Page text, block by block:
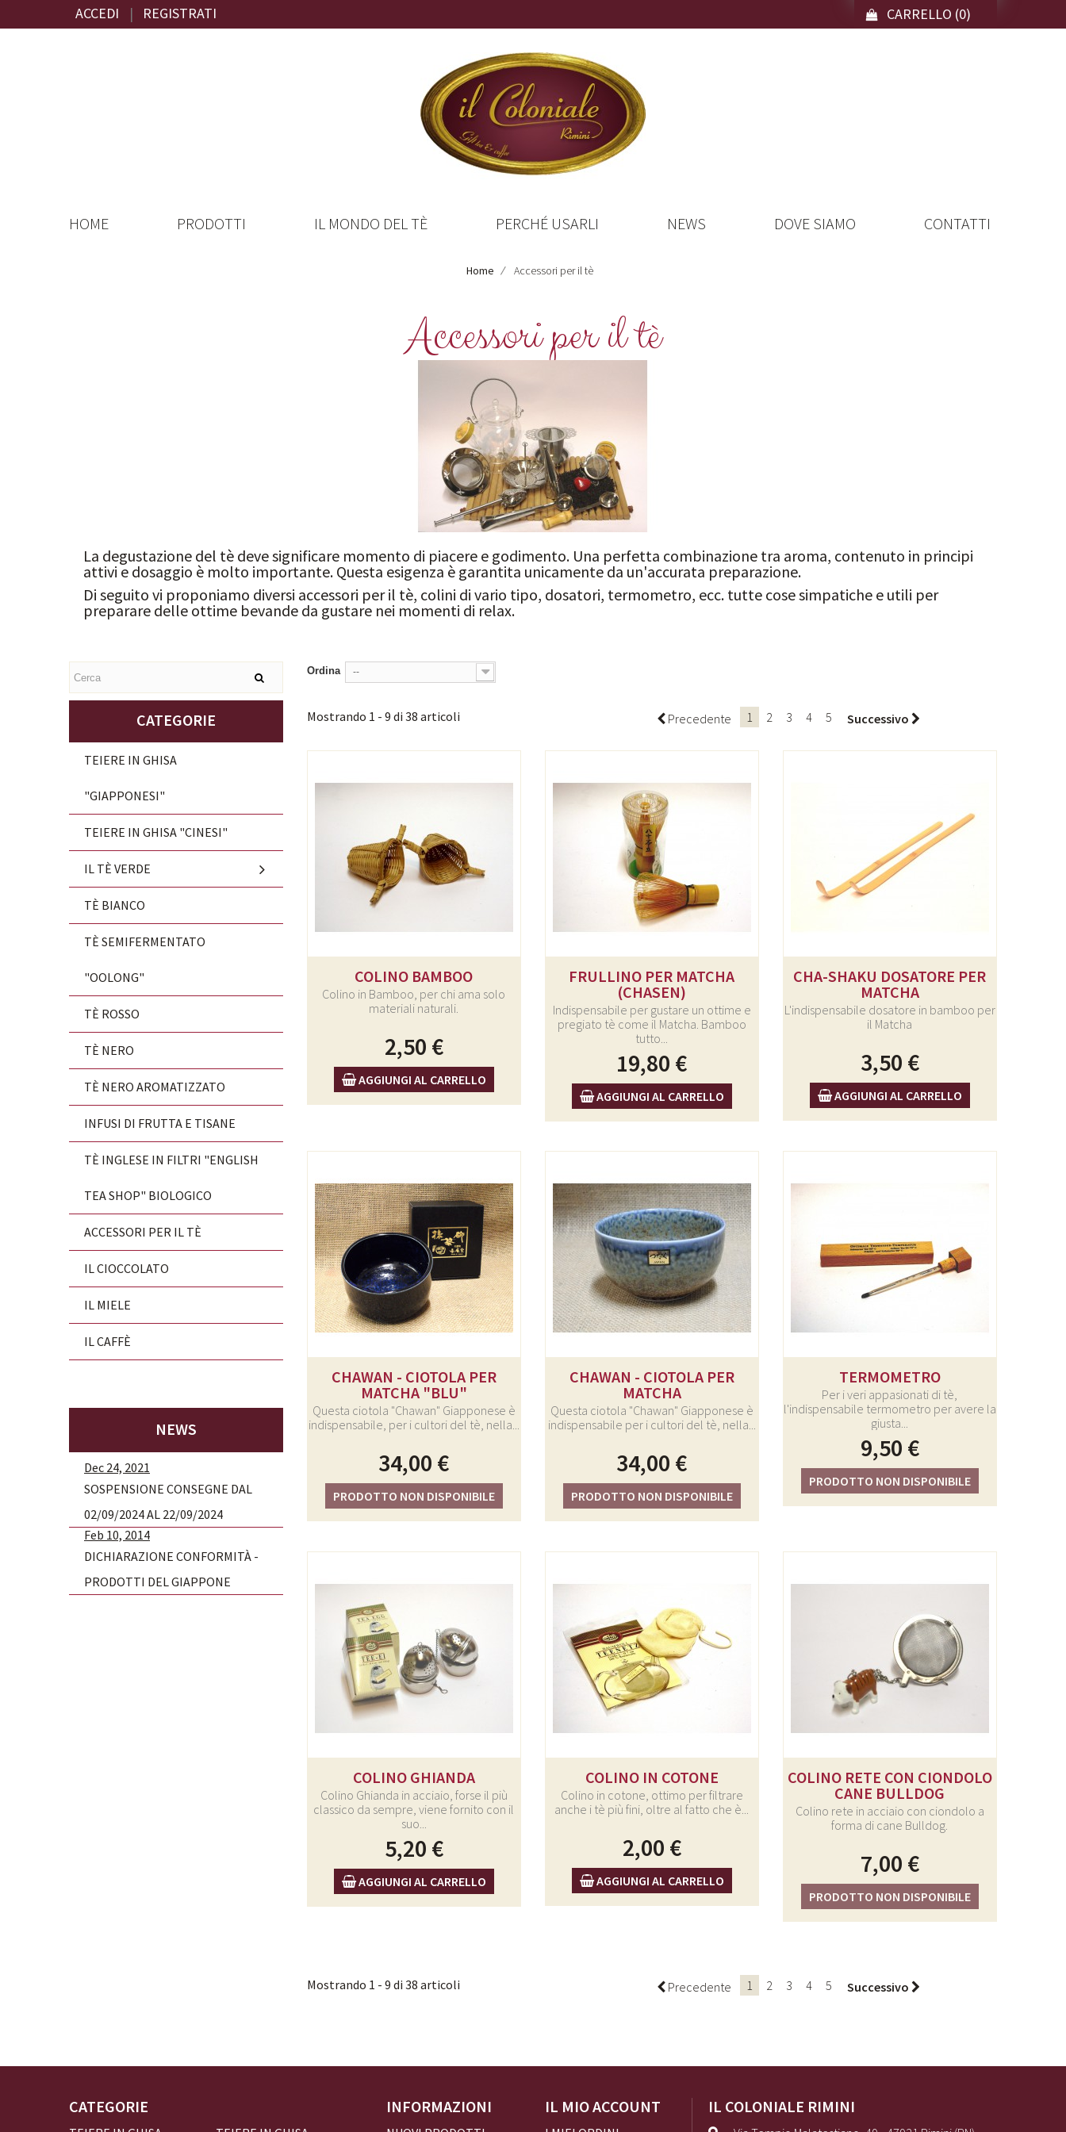
ACCEDI | REGISTRATI CARRELLO (0)
HOME PRODOTTI IL MONDO DEL TÈ PERCHÉ USARLI NEWS DOVE SIAMO CONTATTI
Home Accessori per il tè
Accessori per il tè
La degustazione del tè deve significare momento di piacere e godimento. Una perfetta combinazione tra aroma, contenuto in principi
attivi e dosaggio è molto importante. Questa esigenza è garantita unicamente da un'accurata preparazione.
Di seguito vi proponiamo diversi accessori per il tè, colini di vario tipo, dosatori, termometro, ecc. tutte cose simpatiche e utili per
preparare delle ottime bevande da gustare nei momenti di relax.
CATEGORIE
TEIERE IN GHISA
"GIAPPONESI"
TEIERE IN GHISA "CINESI"
IL TÈ VERDE
TÈ BIANCO
TÈ SEMIFERMENTATO
"OOLONG"
TÈ ROSSO
TÈ NERO
TÈ NERO AROMATIZZATO
INFUSI DI FRUTTA E TISANE
TÈ INGLESE IN FILTRI "ENGLISH
TEA SHOP" BIOLOGICO
ACCESSORI PER IL TÈ
IL CIOCCOLATO
IL MIELE
IL CAFFÈ
NEWS
Dec 24, 2021
SOSPENSIONE CONSEGNE DAL
02/09/2024 AL 22/09/2024
Feb 10, 2014
DICHIARAZIONE CONFORMITÀ -
PRODOTTI DEL GIAPPONE
Ordina --
Precedente 1 2 3 4 5 Successivo
Mostrando 1 - 9 di 38 articoli
COLINO BAMBOO
Colino in Bamboo, per chi ama solo
materiali naturali.
2,50 €
AGGIUNGI AL CARRELLO
FRULLINO PER MATCHA
(CHASEN)
Indispensabile per gustare un ottime e
pregiato tè come il Matcha. Bamboo
tutto...
19,80 €
AGGIUNGI AL CARRELLO
CHA-SHAKU DOSATORE PER
MATCHA
L'indispensabile dosatore in bamboo per
il Matcha
3,50 €
AGGIUNGI AL CARRELLO
CHAWAN - CIOTOLA PER
MATCHA "BLU"
Questa ciotola "Chawan" Giapponese è
indispensabile, per i cultori del tè, nella...
34,00 €
PRODOTTO NON DISPONIBILE
CHAWAN - CIOTOLA PER
MATCHA
Questa ciotola "Chawan" Giapponese è
indispensabile per i cultori del tè, nella...
34,00 €
PRODOTTO NON DISPONIBILE
TERMOMETRO
Per i veri appasionati di tè,
l'indispensabile termometro per avere la
giusta...
9,50 €
PRODOTTO NON DISPONIBILE
COLINO GHIANDA
Colino Ghianda in acciaio, forse il più
classico da sempre, viene fornito con il
suo...
5,20 €
AGGIUNGI AL CARRELLO
COLINO IN COTONE
Colino in cotone, ottimo per filtrare
anche i tè più fini, oltre al fatto che è...
2,00 €
AGGIUNGI AL CARRELLO
COLINO RETE CON CIONDOLO
CANE BULLDOG
Colino rete in acciaio con ciondolo a
forma di cane Bulldog.
7,00 €
PRODOTTO NON DISPONIBILE
Precedente 1 2 3 4 5 Successivo
Mostrando 1 - 9 di 38 articoli
CATEGORIE INFORMAZIONI IL MIO ACCOUNT IL COLONIALE RIMINI